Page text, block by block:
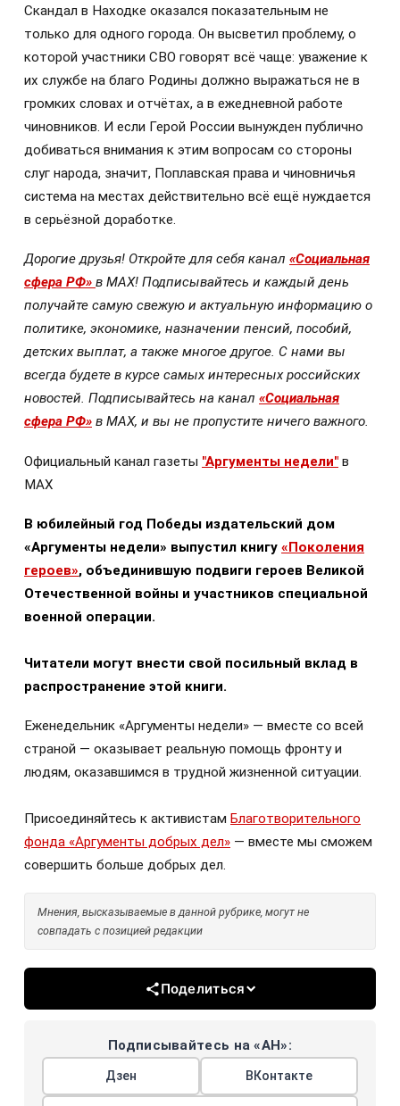
Скандал в Находке оказался показательным не
только для одного города. Он высветил проблему, о
которой участники СВО говорят всё чаще: уважение к
их службе на благо Родины должно выражаться не в
громких словах и отчётах, а в ежедневной работе
чиновников. И если Герой России вынужден публично
добиваться внимания к этим вопросам со стороны
слуг народа, значит, Поплавская права и чиновничья
система на местах действительно всё ещё нуждается
в серьёзной доработке.
Дорогие друзья! Откройте для себя канал «Социальная
сфера РФ» в МАХ! Подписывайтесь и каждый день
получайте самую свежую и актуальную информацию о
политике, экономике, назначении пенсий, пособий,
детских выплат, а также многое другое. С нами вы
всегда будете в курсе самых интересных российских
новостей. Подписывайтесь на канал «Социальная
сфера РФ» в МАХ, и вы не пропустите ничего важного.
Официальный канал газеты "Аргументы недели" в
МАХ
В юбилейный год Победы издательский дом
«Аргументы недели» выпустил книгу «Поколения
героев», объединившую подвиги героев Великой
Отечественной войны и участников специальной
военной операции.
Читатели могут внести свой посильный вклад в
распространение этой книги.
Еженедельник «Аргументы недели» — вместе со всей
страной — оказывает реальную помощь фронту и
людям, оказавшимся в трудной жизненной ситуации.
Присоединяйтесь к активистам Благотворительного
фонда «Аргументы добрых дел» — вместе мы сможем
совершить больше добрых дел.
Мнения, высказываемые в данной рубрике, могут не
совпадать с позицией редакции
Поделиться
Подписывайтесь на «АН»:
Дзен ВКонтакте